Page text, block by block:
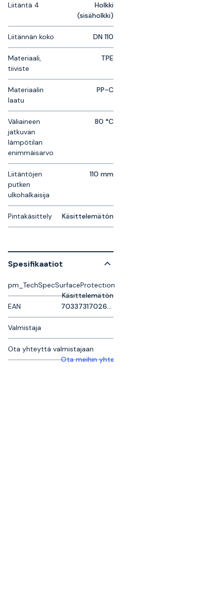
Liitäntä 4
Holkki
(sisäholkki)
Liitännän koko DN 110
Materiaali,
tiiviste
TPE
Materiaalin
laatu
PP-C
Väliaineen
jatkuvan
lämpötilan
enimmäisarvo
80 °C
Liitäntöjen
putken
ulkohalkaisija
110 mm
Pintakäsittely Käsittelemätön
Spesifikaatiot
pm_TechSpecSurfaceProtection
Käsittelemätön
EAN
7033731702656
Valmistaja
Ota yhteyttä valmistajaan
Ota meihin yhteyttä saadaksesi lisätietoja